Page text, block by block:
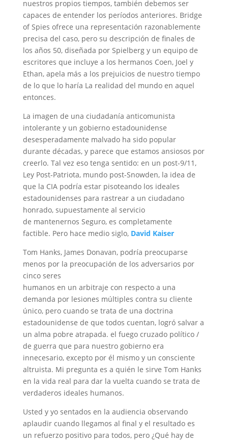
nuestros propios tiempos, también debemos ser
capaces de entender los períodos anteriores. Bridge
of Spies ofrece una representación razonablemente
precisa del caso, pero su descripción de finales de
los años 50, diseñada por Spielberg y un equipo de
escritores que incluye a los hermanos Coen, Joel y
Ethan, apela más a los prejuicios de nuestro tiempo
de lo que lo haría La realidad del mundo en aquel
entonces.
La imagen de una ciudadanía anticomunista
intolerante y un gobierno estadounidense
desesperadamente malvado ha sido popular
durante décadas, y parece que estamos ansiosos por
creerlo. Tal vez eso tenga sentido: en un post-9/11,
Ley Post-Patriota, mundo post-Snowden, la idea de
que la CIA podría estar pisoteando los ideales
estadounidenses para rastrear a un ciudadano
honrado, supuestamente al servicio
de mantenernos Seguro, es completamente
factible. Pero hace medio siglo, David Kaiser
Tom Hanks, James Donavan, podría preocuparse
menos por la preocupación de los adversarios por
cinco seres
humanos en un arbitraje con respecto a una
demanda por lesiones múltiples contra su cliente
único, pero cuando se trata de una doctrina
estadounidense de que todos cuentan, logró salvar a
un alma pobre atrapada. el fuego cruzado político /
de guerra que para nuestro gobierno era
innecesario, excepto por él mismo y un consciente
altruista. Mi pregunta es a quién le sirve Tom Hanks
en la vida real para dar la vuelta cuando se trata de
verdaderos ideales humanos.
Usted y yo sentados en la audiencia observando
aplaudir cuando llegamos al final y el resultado es
un refuerzo positivo para todos, pero ¿Qué hay de